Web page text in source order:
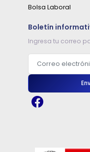
Bolsa Laboral
Boletín
Ingresa tu correo
Correo electrónico